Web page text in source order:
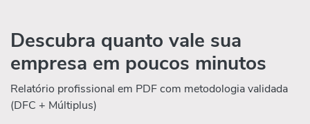
Descubra quanto vale sua
empresa em poucos minutos
Relatório profissional em PDF com metodologia validada
(DFC + Múltiplus)